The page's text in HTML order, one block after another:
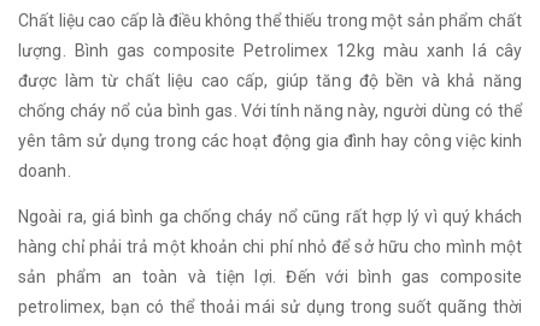
Chất liệu cao cấp là điều không thể thiếu trong một sản phẩm chất
lượng. Bình gas composite Petrolimex 12kg màu xanh lá cây
được làm từ chất liệu cao cấp, giúp tăng độ bền và khả năng
chống cháy nổ của bình gas. Với tính năng này, người dùng có thể
yên tâm sử dụng trong các hoạt động gia đình hay công việc kinh
doanh.
Ngoài ra, giá bình ga chống cháy nổ cũng rất hợp lý vì quý khách
hàng chỉ phải trả một khoản chi phí nhỏ để sở hữu cho mình một
sản phẩm an toàn và tiện lợi. Đến với bình gas composite
petrolimex, bạn có thể thoải mái sử dụng trong suốt quãng thời